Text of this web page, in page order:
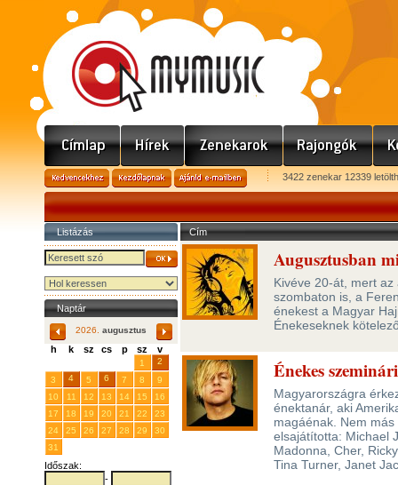
3422 zenekar 12339
Listázás
Naptár
2026. augusztus
h k sz cs p sz v
1
2
3
4 5 6 7 8
9
10
11 12 13 14 15
16
17
18 19 20 21 22
23
24
25 26 27 28 29
30
31
Időszak:
-
Cím
Augusztusban
Kivéve 20-át, mert
szombaton is, a
énekest a Magyar
Énekeseknek
Énekes
Magyarországra
énektanár, aki
magáénak. Nem
elsajátította: Michael
Madonna, Cher,
Tina Turner, Janet